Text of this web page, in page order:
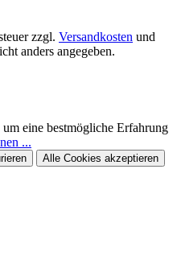
zzgl. Versandkosten und
anders angegeben.
eine bestmögliche Erfahrung
...
Alle Cookies akzeptieren